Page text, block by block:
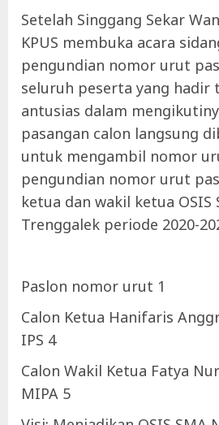
Setelah Singgang Sekar
KPUS membuka acara
pengundian nomor urut
seluruh peserta yang hadir
antusias dalam
pasangan calon langsung
untuk mengambil nomor
pengundian nomor urut
ketua dan wakil ketua OSIS
Trenggalek periode 2020-
Paslon nomor urut 1
Calon Ketua Hanifaris
IPS 4
Calon Wakil Ketua Fatya
MIPA 5